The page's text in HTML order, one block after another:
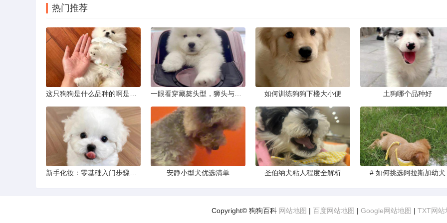
热门推荐
如何训练狗狗下楼大小便 土狗哪个品种好
安静小型犬优选清单 圣伯纳犬粘人程度全解析 # 如何挑选阿拉斯加幼犬
Copyright© 狗狗百科 网站地图 | 百度网站地图 | Google网站地图 | TXT网站